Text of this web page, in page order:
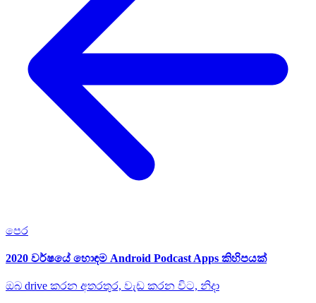
පෙර
2020 වර්ෂයේ හොඳම Android Podcast Apps කිහිපයක්
ඔබ drive කරන අතරතුර, වැඩ කරන විට, නිදා